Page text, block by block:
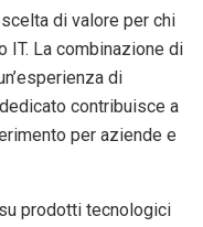
di valore per chi
IT. La combinazione di
di
contribuisce a
per aziende e
prodotti tecnologici